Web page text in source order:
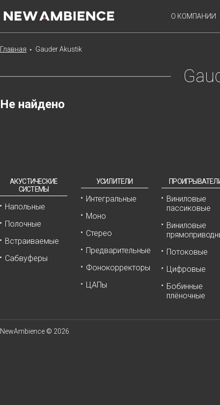
О КОМПАНИИ
Главная ► Gauder Akustik
Не найдено
АКУСТИЧЕСКИЕ
СИСТЕМЫ
Напольные
Полочные
Встраиваемые
Сабвуферы
УСИЛИТЕЛИ
Интегральные
Моно
Стерео
Предварительные
Фонокорректоры
ЦАПы
Виниловые
пассиковые
Виниловые
Потоковые
Цифровые
Бобинные
плёночные
NewAmbience © 2026